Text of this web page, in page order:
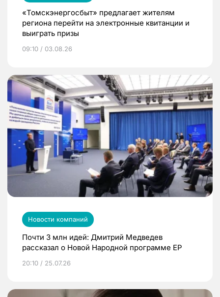
«Томскэнергосбыт» предлагает жителям
региона перейти на электронные квитанции и
выиграть призы
09:10 / 03.08.26
Новости компаний
Почти 3 млн идей: Дмитрий Медведев
рассказал о Новой Народной программе ЕР
20:10 / 25.07.26